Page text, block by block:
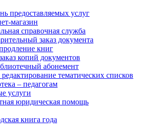
предоставляемых услуг
магазин
справочная служба
заказ документа
книг
копий документов
абонемент
редактирование тематических списков
– педагогам
услуги
юридическая помощь
книга года